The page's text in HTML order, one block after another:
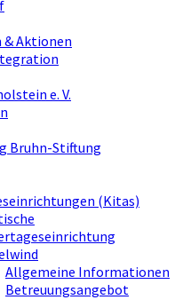
Aktionen
e. V.
Bruhn-Stiftung
(Kitas)
Allgemeine Informationen
Betreuungsangebot